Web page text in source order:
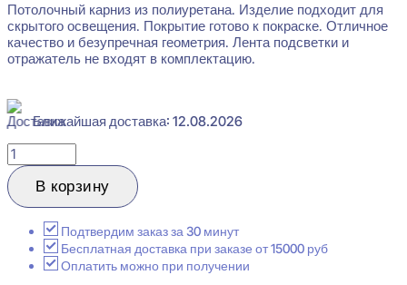
Потолочный карниз из полиуретана. Изделие подходит для
скрытого освещения. Покрытие готово к покраске. Отличное
качество и безупречная геометрия. Лента подсветки и
отражатель не входят в комплектацию.
Ближайшая доставка: 12.08.2026
Количество
товара
Orac
Decor
STRAIGHT
Карниз
потолочный
В корзину
Подтвердим заказ за 30 минут
Бесплатная доставка при заказе от 15000 руб
Оплатить можно при получении